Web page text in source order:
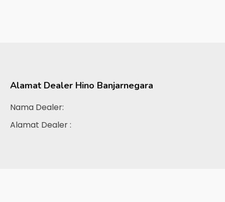
Alamat Dealer Hino Banjarnegara
Nama Dealer:
Alamat Dealer :